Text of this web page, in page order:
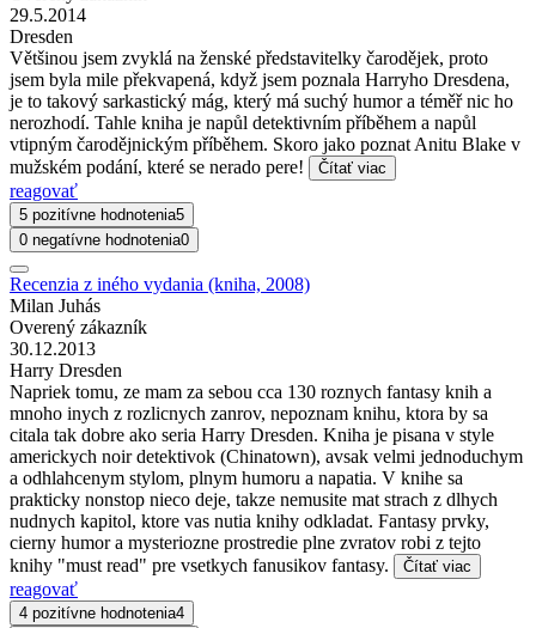
29.5.2014
Dresden
Většinou jsem zvyklá na ženské představitelky čarodějek, proto
jsem byla mile překvapená, když jsem poznala Harryho Dresdena,
je to takový sarkastický mág, který má suchý humor a téměř nic ho
nerozhodí. Tahle kniha je napůl detektivním příběhem a napůl
vtipným čarodějnickým příběhem. Skoro jako poznat Anitu Blake v
mužském podání, které se nerado pere!
Čítať viac
reagovať
5 pozitívne hodnotenia5
0 negatívne hodnotenia0
Recenzia z iného vydania (kniha, 2008)
Milan Juhás
Overený zákazník
30.12.2013
Harry Dresden
Napriek tomu, ze mam za sebou cca 130 roznych fantasy knih a
mnoho inych z rozlicnych zanrov, nepoznam knihu, ktora by sa
citala tak dobre ako seria Harry Dresden. Kniha je pisana v style
americkych noir detektivok (Chinatown), avsak velmi jednoduchym
a odhlahcenym stylom, plnym humoru a napatia. V knihe sa
prakticky nonstop nieco deje, takze nemusite mat strach z dlhych
nudnych kapitol, ktore vas nutia knihy odkladat. Fantasy prvky,
cierny humor a mysteriozne prostredie plne zvratov robi z tejto
knihy "must read" pre vsetkych fanusikov fantasy.
Čítať viac
reagovať
4 pozitívne hodnotenia4